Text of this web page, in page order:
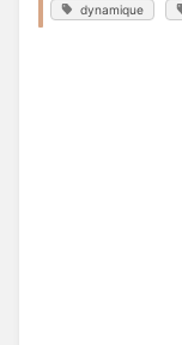
dynamique